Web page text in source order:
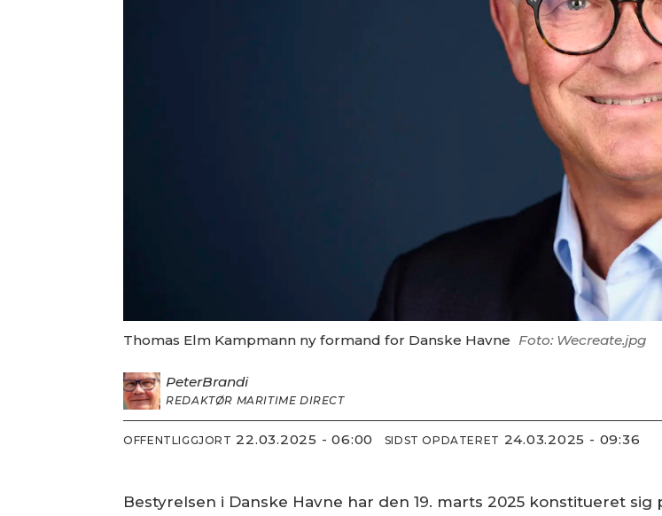
Thomas Elm Kampmann ny formand for Danske Havne Foto: Wecreate.jpg
PeterBrandi
REDAKTØR MARITIME DIRECT
OFFENTLIGGJORT 22.03.2025 - 06:00 SIDST OPDATERET 24.03.2025 - 09:36
Bestyrelsen i Danske Havne har den 19. marts 2025 konstitueret